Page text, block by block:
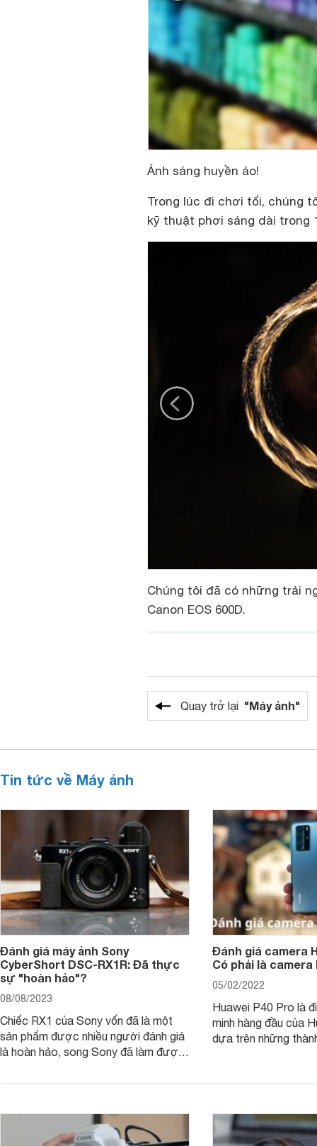
Ánh sáng huyền ảo!
Trong lúc đi chơi tối, chúng
kỹ thuật phơi sáng dài trong
Chúng tôi đã có những trải
Canon EOS 600D.
Quay trở lại "Máy ảnh"
Tin tức về Máy ảnh
Đánh giá máy ảnh Sony
CyberShort DSC-RX1R: Đã thực
sự "hoàn hảo"?
08/08/2023
Chiếc RX1 của Sony vốn đã là một
sản phẩm được nhiều người đánh giá
là hoàn hảo, song Sony đã làm được
xử lý ảnh JPEG.
Đánh giá camera
Có phải là
05/02/2022
Huawei P40 Pro là
minh hàng đầu của
dựa trên những
Pro đem đến những